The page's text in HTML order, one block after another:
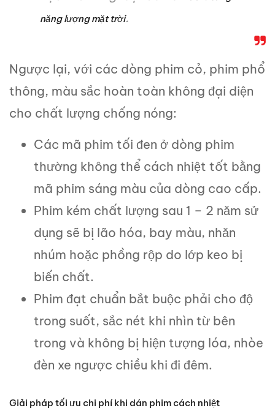
năng lượng mặt trời.
Ngược lại, với các dòng phim cỏ, phim phổ
thông, màu sắc hoàn toàn không đại diện
cho chất lượng chống nóng:
Các mã phim tối đen ở dòng phim
thường không thể cách nhiệt tốt bằng
mã phim sáng màu của dòng cao cấp.
Phim kém chất lượng sau 1 – 2 năm sử
dụng sẽ bị lão hóa, bay màu, nhăn
nhúm hoặc phồng rộp do lớp keo bị
biến chất.
Phim đạt chuẩn bắt buộc phải cho độ
trong suốt, sắc nét khi nhìn từ bên
trong và không bị hiện tượng lóa, nhòe
đèn xe ngược chiều khi đi đêm.
Giải pháp tối ưu chi phí khi dán phim cách nhiệt